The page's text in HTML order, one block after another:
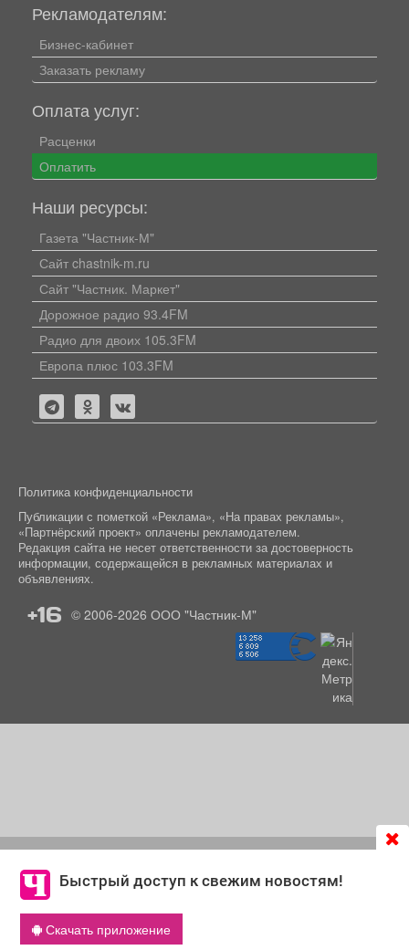
Быстрый доступ к свежим новостям!
Скачать приложение
согласие на обработку файлов cookie, которые
обеспечивают корректную работу сайта и сбора
информации для улучшения качества сервисов.
Что такое cookie
Рекламодателям:
Бизнес-кабинет
Заказать рекламу
Оплата услуг:
Расценки
Оплатить
Наши ресурсы:
Газета "Частник-М"
Сайт chastnik-m.ru
Сайт "Частник. Маркет"
Дорожное радио 93.4FM
Радио для двоих 105.3FM
Европа плюс 103.3FM
Политика конфиденциальности
Публикации с пометкой «Реклама», «На правах рекламы»,
«Партнёрский проект» оплачены рекламодателем.
Редакция сайта не несет ответственности за достоверность
информации, содержащейся в рекламных материалах и
объявлениях.
+16 © 2006-2026 ООО "Частник-М"